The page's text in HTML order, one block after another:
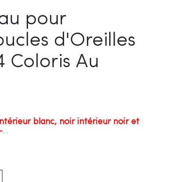
pour
d'Oreilles
Coloris Au
blanc, noir intérieur noir et
…